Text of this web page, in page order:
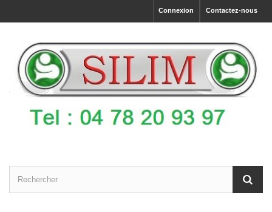
Contactez-nous
Connexion